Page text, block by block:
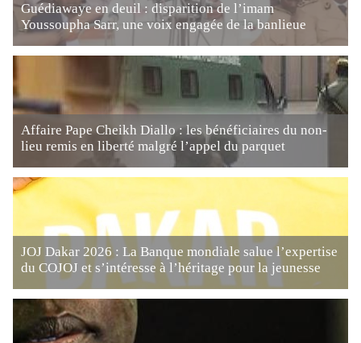
Guédiawaye en deuil : disparition de l’imam
Youssoupha Sarr, une voix engagée de la banlieue
Affaire Pape Cheikh Diallo : les bénéficiaires du non-
lieu remis en liberté malgré l’appel du parquet
JOJ Dakar 2026 : La Banque mondiale salue l’expertise
du COJOJ et s’intéresse à l’héritage pour la jeunesse